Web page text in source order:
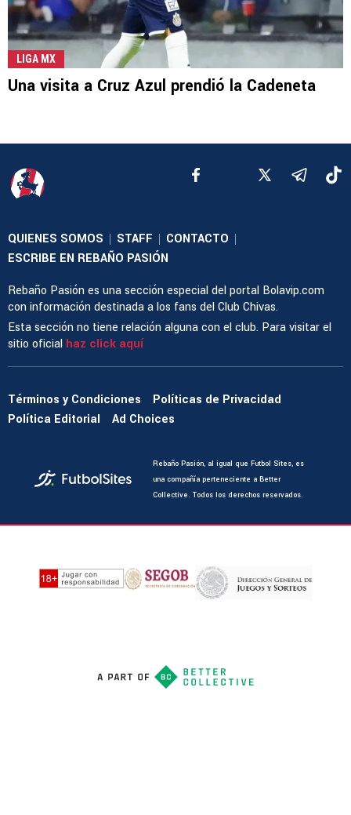
LIGA MX
Una visita a Cruz Azul prendió la Cadeneta
QUIENES SOMOS | STAFF | CONTACTO |
ESCRIBE EN REBAÑO PASIÓN
Rebaño Pasión es una sección especial del portal Bolavip.com
con información destinada a los fans del Club Chivas.
Esta sección no tiene relación alguna con el club. Para visitar el
sitio oficial haz click aquí
Términos y Condiciones
Políticas de Privacidad
Política Editorial
Ad Choices
Rebaño Pasión, al igual que Futbol Sites, es
una compañía perteneciente a Better
Collective. Todos los derechos reservados.